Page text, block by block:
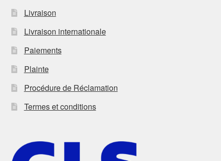
Livraison
Livraison internationale
Paiements
Plainte
Procédure de Réclamation
Termes et conditions